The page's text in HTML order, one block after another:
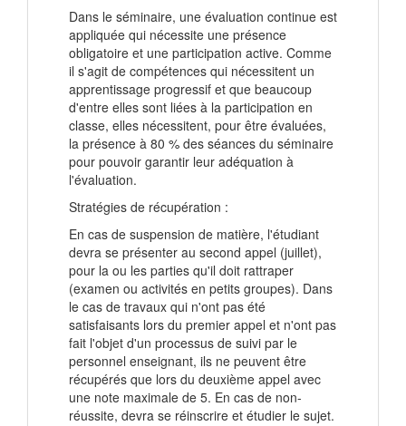
Dans le séminaire, une évaluation continue est
appliquée qui nécessite une présence
obligatoire et une participation active. Comme
il s'agit de compétences qui nécessitent un
apprentissage progressif et que beaucoup
d'entre elles sont liées à la participation en
classe, elles nécessitent, pour être évaluées,
la présence à 80 % des séances du séminaire
pour pouvoir garantir leur adéquation à
l'évaluation.
Stratégies de récupération :
En cas de suspension de matière, l'étudiant
devra se présenter au second appel (juillet),
pour la ou les parties qu'il doit rattraper
(examen ou activités en petits groupes). Dans
le cas de travaux qui n'ont pas été
satisfaisants lors du premier appel et n'ont pas
fait l'objet d'un processus de suivi par le
personnel enseignant, ils ne peuvent être
récupérés que lors du deuxième appel avec
une note maximale de 5. En cas de non-
réussite, devra se réinscrire et étudier le sujet.